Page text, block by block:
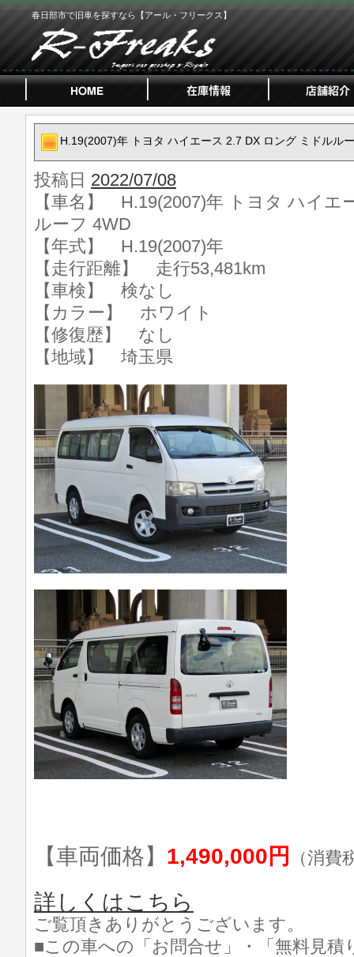
春日部市で旧車を探すなら【アール・フリークス】
H.19(2007)年 トヨタ ハイエース 2.7 DX ロング ミドルル
投稿日 2022/07/08
【車名】 H.19(2007)年 トヨタ ハイエ
ルーフ 4WD
【年式】 H.19(2007)年
【走行距離】 走行53,481km
【車検】 検なし
【カラー】 ホワイト
【修復歴】 なし
【地域】 埼玉県
【車両価格】 1,490,000円 （消費
詳しくはこちら
ご覧頂きありがとうございます。
■この車への「お問合せ」・「無料見積